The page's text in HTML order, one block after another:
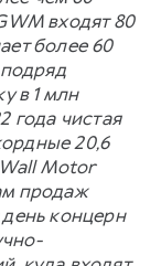
входят 80
более 60
в 1 млн
года чистая
20,6
Motor
продаж
концерн